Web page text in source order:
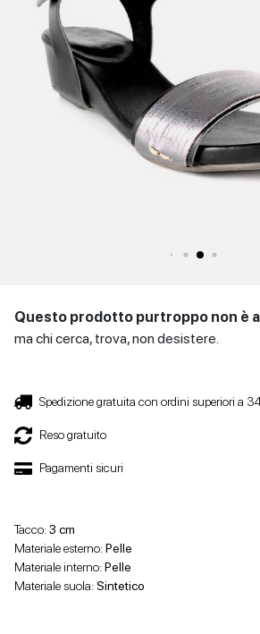
SCARPE
DONNA
INVERNALI
SCARPE
DE
Sandali con taccoScarpe con tacco
Scarpe basse
Indietro
Questo prodotto purtroppo non è
ma chi cerca, trova, non desistere.
Spedizione gratuita con ordini superiori a
Reso gratuito
Pagamenti sicuri
Tacco:3 cm
Materiale esterno:Pelle
Materiale interno:Pelle
Materiale suola:Sintetico